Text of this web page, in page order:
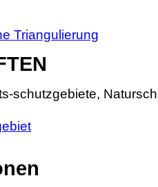
Triangulierung
schutzgebiete,